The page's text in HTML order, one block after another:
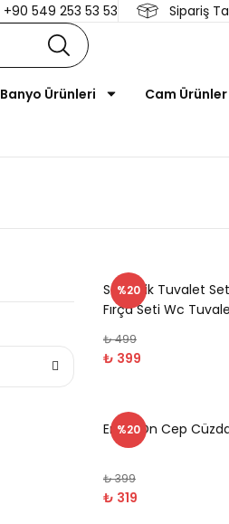
+90 549 253 53 53 Sipariş
Banyo Ürünleri Cam Ürünler
%20
Seramik Tuvalet
Fırça Seti Wc
₺ 499
₺ 399
%20
Erkek Ön Cep
₺ 399
₺ 319